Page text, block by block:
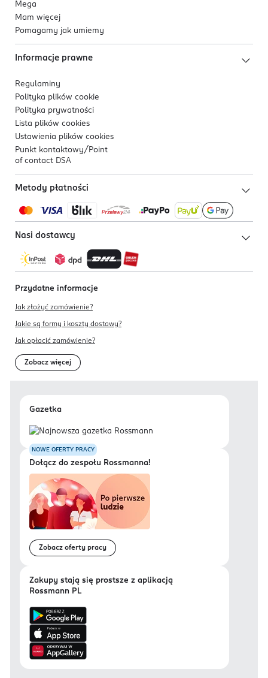
Mega
Mam więcej
Pomagamy jak umiemy
Informacje prawne
Regulaminy
Polityka plików cookie
Polityka prywatności
Lista plików cookies
Ustawienia plików cookies
Punkt kontaktowy/ Point
of contact DSA
Metody płatności
Nasi dostawcy
Przydatne informacje
Jak złożyć zamówienie?
Jakie są formy i koszty dostawy?
Jak opłacić zamówienie?
Zobacz więcej
Gazetka
NOWE OFERTY PRACY
Dołącz do zespołu Rossmanna!
Zobacz oferty pracy
Zakupy stają się prostsze z aplikacją
Rossmann PL